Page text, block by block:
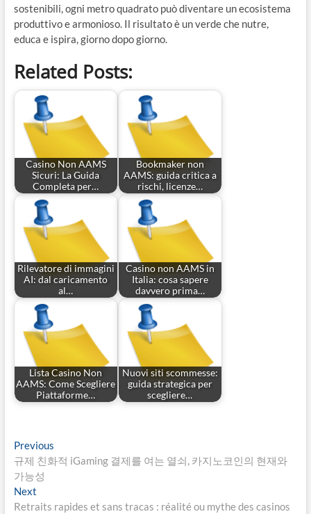
sostenibili, ogni metro quadrato può diventare un ecosistema
produttivo e armonioso. Il risultato è un verde che nutre,
educa e ispira, giorno dopo giorno.
Related Posts:
Casino Non AAMS
Sicuri: La Guida
Completa per…
Bookmaker non
AAMS: guida critica a
rischi, licenze…
Rilevatore di immagini
AI: dal caricamento
al…
Casino non AAMS in
Italia: cosa sapere
davvero prima…
Lista Casino Non
AAMS: Come Scegliere
Piattaforme…
Nuovi siti scommesse:
guida strategica per
scegliere…
Post
navigation
PreviousPrevious
post:
규제 친화적 iGaming 결제를 여는 열쇠, 카지노코인의 현재와
가능성
NextNext
post:
Retraits rapides et sans tracas : réalité ou mythe des casinos